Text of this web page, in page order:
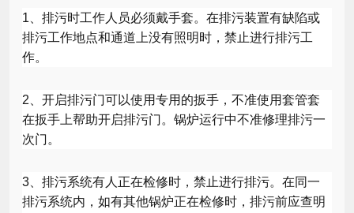
1 、排污时工作人员必须戴手套。在排污装置有缺陷或
排污工作地点和通道上没有照明时，禁止进行排污工
作。
2 、开启排污门可以使用专用的扳手，不准使用套管套
在扳手上帮助开启排污门。锅炉运行中不准修理排污一
次门。
3 、排污系统有人正在检修时，禁止进行排污。在同一
排污系统内，如有其他锅炉正在检修时，排污前应查明